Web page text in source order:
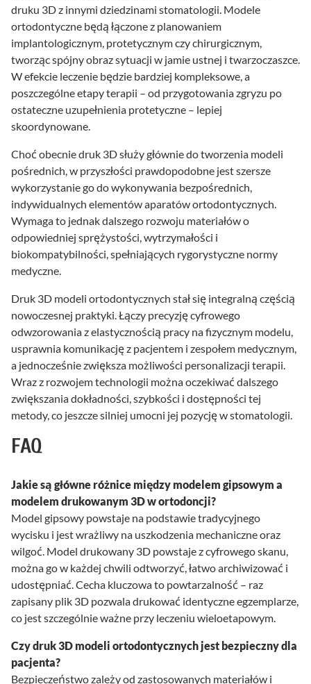
druku 3D z innymi dziedzinami stomatologii. Modele
ortodontyczne będą łączone z planowaniem
implantologicznym, protetycznym czy chirurgicznym,
tworząc spójny obraz sytuacji w jamie ustnej i twarzoczaszce.
W efekcie leczenie będzie bardziej kompleksowe, a
poszczególne etapy terapii – od przygotowania zgryzu po
ostateczne uzupełnienia protetyczne – lepiej
skoordynowane.
Choć obecnie druk 3D służy głównie do tworzenia modeli
pośrednich, w przyszłości prawdopodobne jest szersze
wykorzystanie go do wykonywania bezpośrednich,
indywidualnych elementów aparatów ortodontycznych.
Wymaga to jednak dalszego rozwoju materiałów o
odpowiedniej sprężystości, wytrzymałości i
biokompatybilności, spełniających rygorystyczne normy
medyczne.
Druk 3D modeli ortodontycznych stał się integralną częścią
nowoczesnej praktyki. Łączy precyzję cyfrowego
odwzorowania z elastycznością pracy na fizycznym modelu,
usprawnia komunikację z pacjentem i zespołem medycznym,
a jednocześnie zwiększa możliwości personalizacji terapii.
Wraz z rozwojem technologii można oczekiwać dalszego
zwiększania dokładności, szybkości i dostępności tej
metody, co jeszcze silniej umocni jej pozycję w stomatologii.
FAQ
Jakie są główne różnice między modelem gipsowym a
modelem drukowanym 3D w ortodoncji?
Model gipsowy powstaje na podstawie tradycyjnego
wycisku i jest wrażliwy na uszkodzenia mechaniczne oraz
wilgoć. Model drukowany 3D powstaje z cyfrowego skanu,
można go w każdej chwili odtworzyć, łatwo archiwizować i
udostępniać. Cecha kluczowa to powtarzalność – raz
zapisany plik 3D pozwala drukować identyczne egzemplarze,
co jest szczególnie ważne przy leczeniu wieloetapowym.
Czy druk 3D modeli ortodontycznych jest bezpieczny dla
pacjenta?
Bezpieczeństwo zależy od zastosowanych materiałów i